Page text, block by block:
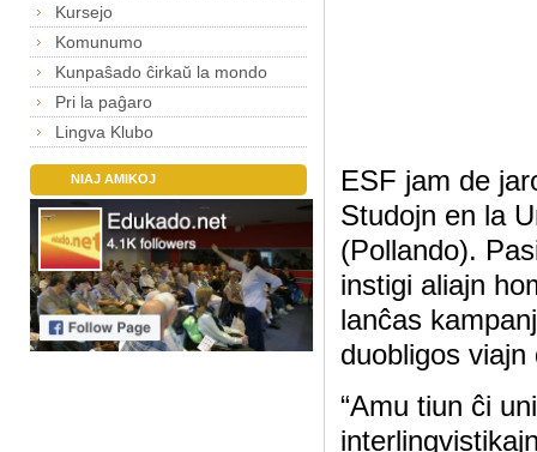
Kursejo
Komunumo
Kunpaŝado ĉirkaŭ la mondo
Pri la paĝaro
Lingva Klubo
NIAJ AMIKOJ
ESF jam de
Studojn en la
(Pollando).
instigi aliajn
lanĉas
duobligos
“Amu tiun ĉi